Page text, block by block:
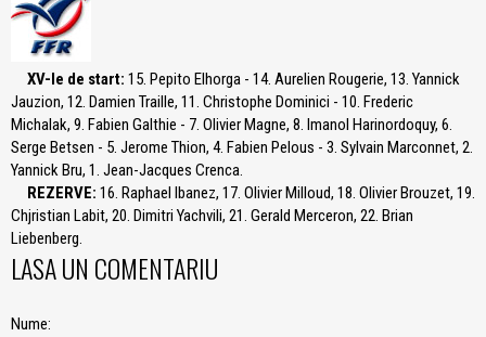
XV-le de start: 15. Pepito Elhorga - 14. Aurelien Rougerie, 13. Yannick
Jauzion, 12. Damien Traille, 11. Christophe Dominici - 10. Frederic
Michalak, 9. Fabien Galthie - 7. Olivier Magne, 8. Imanol Harinordoquy, 6.
Serge Betsen - 5. Jerome Thion, 4. Fabien Pelous - 3. Sylvain Marconnet, 2.
Yannick Bru, 1. Jean-Jacques Crenca.
REZERVE: 16. Raphael Ibanez, 17. Olivier Milloud, 18. Olivier Brouzet, 19.
Chjristian Labit, 20. Dimitri Yachvili, 21. Gerald Merceron, 22. Brian
Liebenberg.
LASA UN COMENTARIU
Nume: